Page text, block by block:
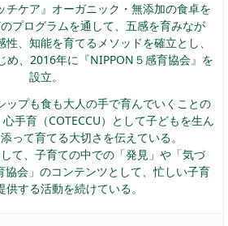
チケア』オーガニック・無添加の食卓を
プログラムを通して、五感を育みなが
、知能を育てるメソッドを確立とし、
め、2016年に『NIPPON５感育協会』を
設立。
ップも食も大人の手で育んでいくことの
手育（COTECCU）として子どもを生ん
って育てる大切さを伝えている。
て、子育ての中での「発見」や「気づ
協会」のコンテンツとして、忙しい子育
供する活動を続けている。